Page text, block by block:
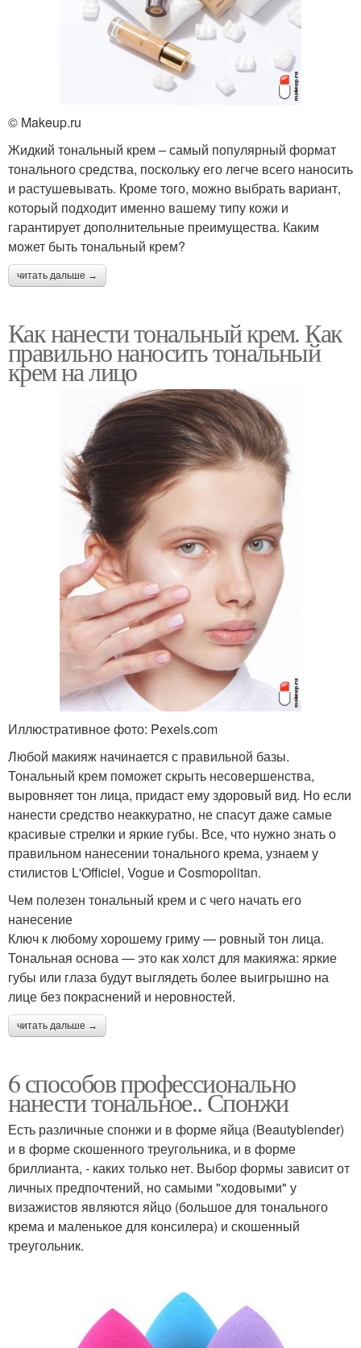
© Makeup.ru
Жидкий тональный крем – самый популярный формат
тонального средства, поскольку его легче всего наносить
и растушевывать. Кроме того, можно выбрать вариант,
который подходит именно вашему типу кожи и
гарантирует дополнительные преимущества. Каким
может быть тональный крем?
читать дальше →
Как нанести тональный крем. Как
правильно наносить тональный
крем на лицо
Иллюстративное фото: Pexels.com
Любой макияж начинается с правильной базы.
Тональный крем поможет скрыть несовершенства,
выровняет тон лица, придаст ему здоровый вид. Но если
нанести средство неаккуратно, не спасут даже самые
красивые стрелки и яркие губы. Все, что нужно знать о
правильном нанесении тонального крема, узнаем у
стилистов L'Officiel, Vogue и Cosmopolitan.
Чем полезен тональный крем и с чего начать его
нанесение
Ключ к любому хорошему гриму — ровный тон лица.
Тональная основа — это как холст для макияжа: яркие
губы или глаза будут выглядеть более выигрышно на
лице без покраснений и неровностей.
читать дальше →
6 способов профессионально
нанести тональное.. Спонжи
Есть различные спонжи и в форме яйца (Beautyblender)
и в форме скошенного треугольника, и в форме
бриллианта, - каких только нет. Выбор формы зависит от
личных предпочтений, но самыми "ходовыми" у
визажистов являются яйцо (большое для тонального
крема и маленькое для консилера) и скошенный
треугольник.